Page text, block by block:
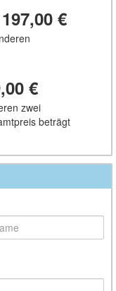
197,00 €
€
zwei
beträgt